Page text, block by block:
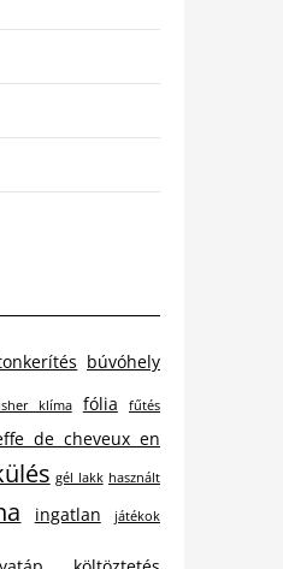
búvóhely
klíma fólia fűtés
de cheveux en
gél lakk használt
ingatlan játékok